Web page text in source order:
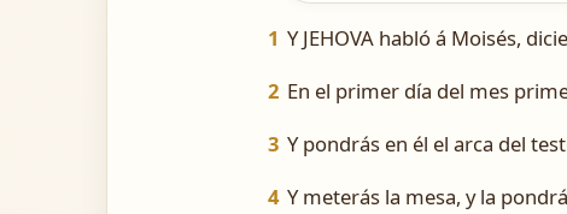
1 Y JEHOVA habló á Moisés,
2 En el primer día del mes
3 Y pondrás en él el arca del
4 Y meterás la mesa, y la